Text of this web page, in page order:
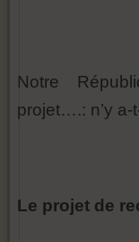
Notre
projet….: n’y a-
Le projet de